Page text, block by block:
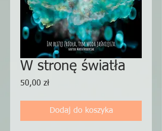
W stronę światła
50,00 złCena
Dodaj do koszyka